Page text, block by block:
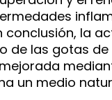
conclusión, la
de las gotas
un medio